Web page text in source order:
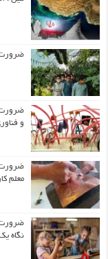
ضرورت
ضرورت
و
ضرورت
معلم
ضرورت
نگاه